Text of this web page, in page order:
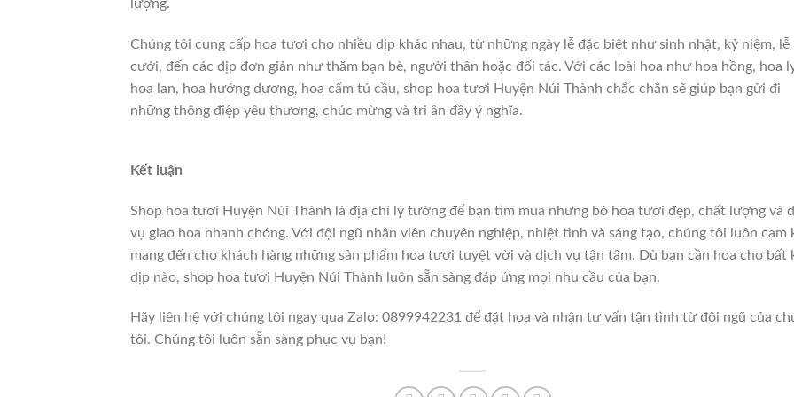
lượng.
Chúng tôi cung cấp hoa tươi cho nhiều dịp khác nhau, từ những ngày lễ đặc biệt như sinh nhật, kỷ niệm, lễ
cưới, đến các dịp đơn giản như thăm bạn bè, người thân hoặc đối tác. Với các loài hoa như hoa hồng, hoa
hoa lan, hoa hướng dương, hoa cẩm tú cầu, shop hoa tươi Huyện Núi Thành chắc chắn sẽ giúp bạn gửi đi
những thông điệp yêu thương, chúc mừng và tri ân đầy ý nghĩa.
Kết luận
Shop hoa tươi Huyện Núi Thành là địa chỉ lý tưởng để bạn tìm mua những bó hoa tươi đẹp, chất lượng và
vụ giao hoa nhanh chóng. Với đội ngũ nhân viên chuyên nghiệp, nhiệt tình và sáng tạo, chúng tôi luôn cam
mang đến cho khách hàng những sản phẩm hoa tươi tuyệt vời và dịch vụ tận tâm. Dù bạn cần hoa cho bất
dịp nào, shop hoa tươi Huyện Núi Thành luôn sẵn sàng đáp ứng mọi nhu cầu của bạn.
Hãy liên hệ với chúng tôi ngay qua Zalo: 0899942231 để đặt hoa và nhận tư vấn tận tình từ đội ngũ của
tôi. Chúng tôi luôn sẵn sàng phục vụ bạn!